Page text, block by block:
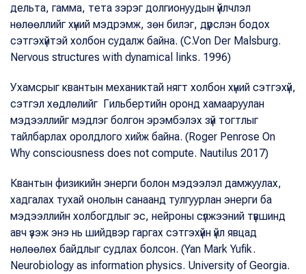
дельта, гамма, тета зэрэг долгионуудын үйлчлэл
нөлөөллийг хүний мэдрэмж, зөн билэг, дүрслэн бодох
сэтгэхүйтэй холбон судалж байна. (C.Von Der Malsburg.
Nervous structures with dynamical links. 1996)
Ухамсрыг квантын механиктай нягт холбон хүний сэтгэхүй,
сэтгэл хөдлөлийг Гильбертийн оронд хамааруулан
мэдээллийг мэдлэг болгон эрэмбэлэх зүй тогтлыг
тайлбарлах оролдлого хийж байна. (Roger Penrose On
Why consciousness does not compute. Nautilus 2017)
Квантын физикийн энерги болон мэдээлэл дамжуулах,
хадгалах тухай онолын санаанд тулгуурлан энерги ба
мэдээллийн холбогдлыг эс, нейроны сүлжээний түвшинд
авч үзэж энэ нь шийдвэр гаргах сэтгэхүйн үйл явцад
нөлөөлөх байдлыг судлах болсон. (Yan Mark Yufik.
Neurobiology as information physics. University of Georgia.